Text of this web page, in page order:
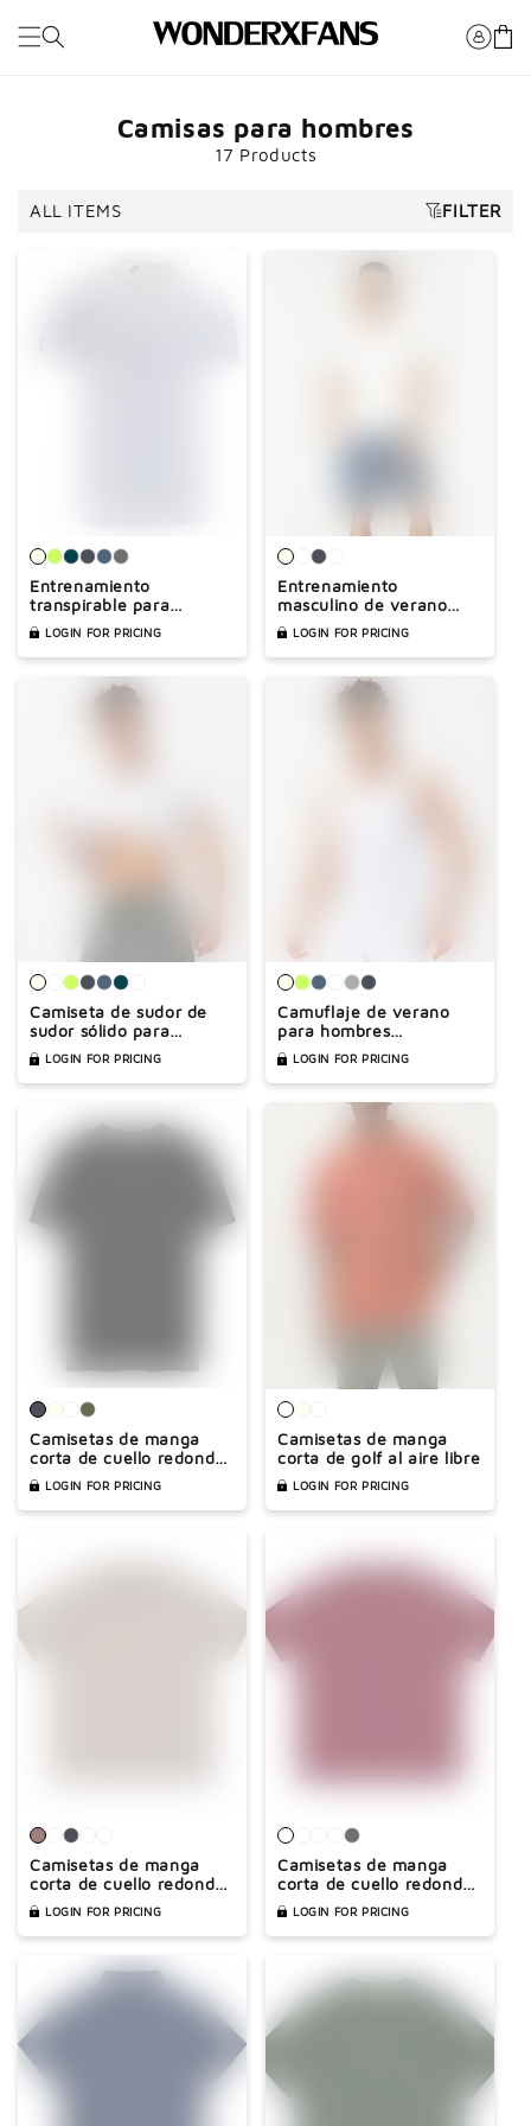
contenido
Carro
Camisas para hombres
17 Products
ALL ITEMS FILTER
Entrenamiento
transpirable para
hombres Top de manga
corta
LOGIN FOR PRICING
Entrenamiento
masculino de verano
tops de manga corta
LOGIN FOR PRICING
Camiseta de sudor de
sudor sólido para
hombres
LOGIN FOR PRICING
Camuflaje de verano
para hombres
Camuflage Sports Top
Sports
LOGIN FOR PRICING
Camisetas de manga
corta de cuello redondo
de fitness
LOGIN FOR PRICING
Camisetas de manga
corta de golf al aire libre
LOGIN FOR PRICING
Camisetas de manga
corta de cuello redondo
de fitness vintage
LOGIN FOR PRICING
Camisetas de manga
corta de cuello redondo
de fitness vintage
LOGIN FOR PRICING